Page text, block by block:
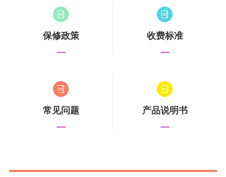
保修政策 收费标准
常见问题 产品说明书